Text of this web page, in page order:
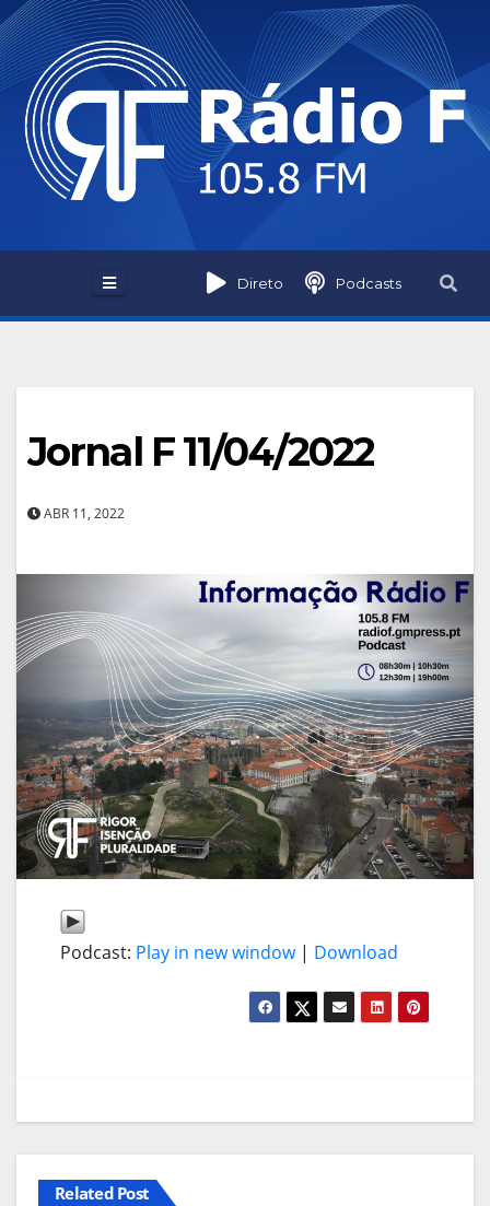
Skip
to
content
Direto Podcasts
Jornal F 11/04/2022
ABR 11, 2022
Podcast: Play in new window| Download
Related Post